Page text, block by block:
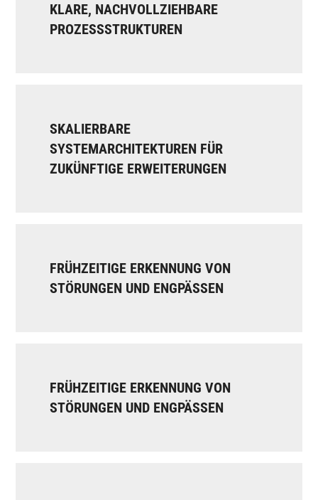
KLARE, NACHVOLLZIEHBARE
PROZESSSTRUKTUREN
SKALIERBARE
SYSTEMARCHITEKTUREN FÜR
ZUKÜNFTIGE ERWEITERUNGEN
FRÜHZEITIGE ERKENNUNG VON
STÖRUNGEN UND ENGPÄSSEN
FRÜHZEITIGE ERKENNUNG VON
STÖRUNGEN UND ENGPÄSSEN